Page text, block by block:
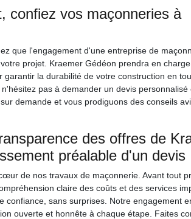
confiez vos maçonneries à
que l'engagement d'une entreprise de
projet. Kraemer Gédéon prendra en
la durabilité de votre construction en
pas à demander un devis personnalisé
demande et vous prodiguons des conseils
des offres de
préalable d'un devis
de nos travaux de maçonnerie. Avant tout
claire des coûts et des services
confiance, sans surprises. Notre engagement
ouverte et honnête à chaque étape. Faites